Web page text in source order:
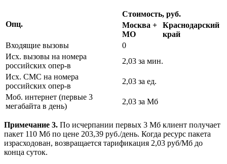
Опц.
Стоимость, руб.
Москва +
МО
Краснодарский
край
Входящие вызовы
0
Исх. вызовы на номера
российских опер-в
2,03 за мин.
Исх. СМС на номера
российских опер-в
2,03 за ед.
Моб. интернет (первые 3
мегабайта в день)
2,03 за Мб
Примечание 3. По исчерпании первых 3 Мб клиент получает
пакет 110 Мб по цене 203,39 руб./день. Когда ресурс пакета
израсходован, возвращается тарификация 2,03 руб/Мб до
конца суток.